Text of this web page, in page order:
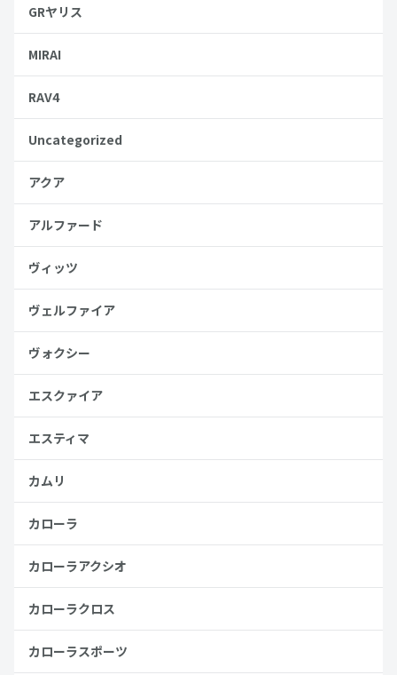
GRヤリス
MIRAI
RAV4
Uncategorized
アクア
アルファード
ヴィッツ
ヴェルファイア
ヴォクシー
エスクァイア
エスティマ
カムリ
カローラ
カローラアクシオ
カローラクロス
カローラスポーツ